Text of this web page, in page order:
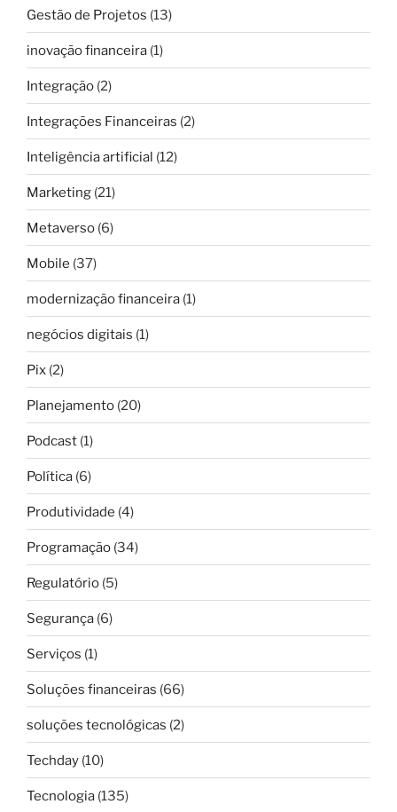
Gestão de Projetos (13)
inovação financeira (1)
Integração (2)
Integrações Financeiras (2)
Inteligência artificial (12)
Marketing (21)
Metaverso (6)
Mobile (37)
modernização financeira (1)
negócios digitais (1)
Pix (2)
Planejamento (20)
Podcast (1)
Política (6)
Produtividade (4)
Programação (34)
Regulatório (5)
Segurança (6)
Serviços (1)
Soluções financeiras (66)
soluções tecnológicas (2)
Techday (10)
Tecnologia (135)